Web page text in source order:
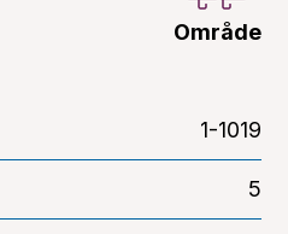
Område
1-1019
5